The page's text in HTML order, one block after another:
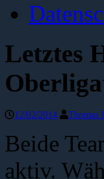
Letztes
12/02/2014 Thomas
Beide
aktiv.